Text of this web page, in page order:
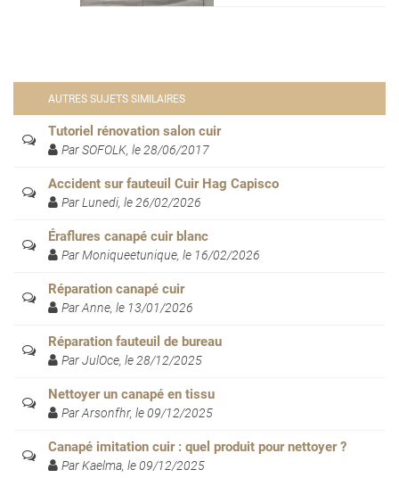
AUTRES SUJETS SIMILAIRES
Tutoriel rénovation salon cuir
Par SOFOLK, le 28/06/2017
Accident sur fauteuil Cuir Hag Capisco
Par Lunedi, le 26/02/2026
Éraflures canapé cuir blanc
Par Moniqueetunique, le 16/02/2026
Réparation canapé cuir
Par Anne, le 13/01/2026
Réparation fauteuil de bureau
Par JulOce, le 28/12/2025
Nettoyer un canapé en tissu
Par Arsonfhr, le 09/12/2025
Canapé imitation cuir : quel produit pour nettoyer ?
Par Kaelma, le 09/12/2025